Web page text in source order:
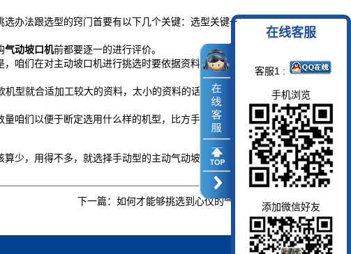
办法跟选型的窍门首要有以下几个关键：选型关键一因材而
气动坡口机前都要逐一的进行评价。
咱们在对主动坡口机进行挑选时要依据资料的形状，资料的
型就合适加工较大的资料，太小的资料的话还要进行固定板
咱们以便于断定选用什么样的机型，比方手动的坡口机，还
少，用得不多，就选择手动型的主动气动坡口机商品，假如
下一篇： 如何才能够挑选到心仪的气动坡口机
在线客服
客服1 :
手机浏览
添加微信好友